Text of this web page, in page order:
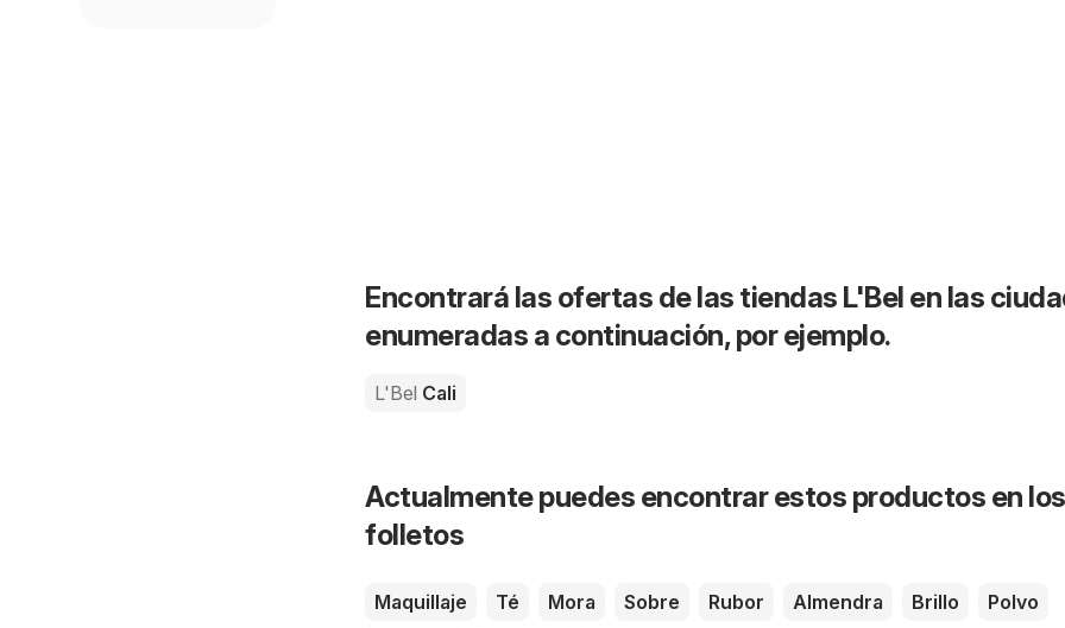
Encontrará las ofertas de las tiendas L'Bel en las
enumeradas a continuación, por ejemplo.
L'Bel Cali
Actualmente puedes encontrar estos productos en los
folletos
Maquillaje Té Mora Sobre Rubor Almendra Brillo
Polvo